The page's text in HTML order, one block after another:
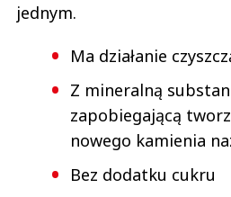
jednym.
Ma działanie
Z mineralną
zapobiegającą
nowego kamienia
Bez dodatku cukru